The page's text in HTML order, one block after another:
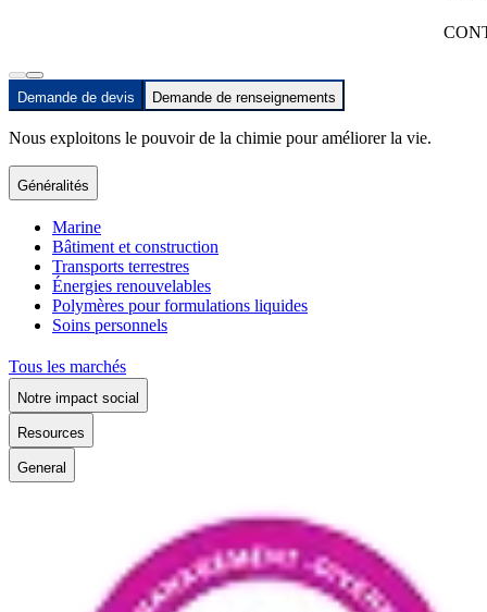
Demande de devis Demande de renseignements
Nous exploitons le pouvoir de la chimie pour améliorer la vie.
Généralités
Marine
Bâtiment et construction
Transports terrestres
Énergies renouvelables
Polymères pour formulations liquides
Soins personnels
Tous les marchés
Notre impact social
Resources
General